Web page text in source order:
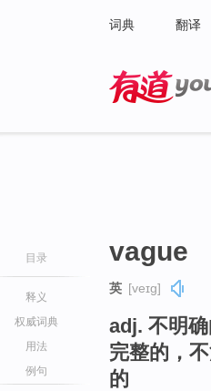
词典 翻译
目录
释义
权威词典
用法
例句
vague
英 [veɪɡ]
adj. 不明
完整的，
的